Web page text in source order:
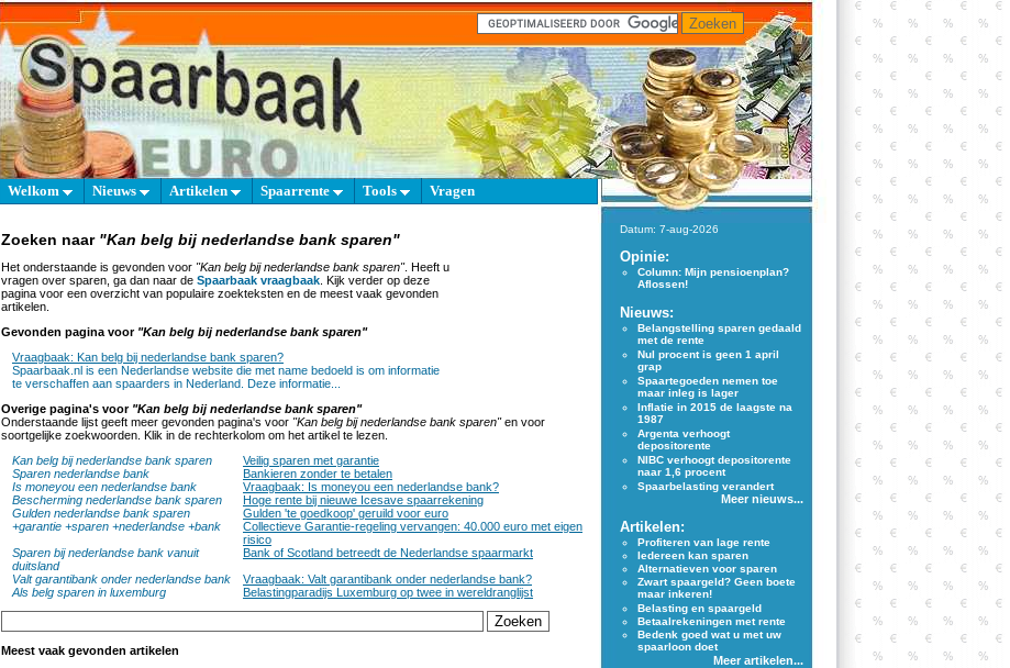
Welkom Nieuws Artikelen Spaarrente Tools Vragen
Zoeken naar "Kan belg bij nederlandse bank sparen"
Het onderstaande is gevonden voor "Kan belg bij nederlandse bank sparen". Heeft u
vragen over sparen, ga dan naar de Spaarbaak vraagbaak . Kijk verder op deze
pagina voor een overzicht van populaire zoekteksten en de meest vaak gevonden
artikelen.
Gevonden pagina voor "Kan belg bij nederlandse bank sparen"
Vraagbaak: Kan belg bij nederlandse bank sparen?
Spaarbaak.nl is een Nederlandse website die met name bedoeld is om informatie
te verschaffen aan spaarders in Nederland. Deze informatie...
Overige pagina's voor "Kan belg bij nederlandse bank sparen"
Onderstaande lijst geeft meer gevonden pagina's voor "Kan belg bij nederlandse bank sparen"en voor
soortgelijke zoekwoorden. Klik in de rechterkolom om het artikel te lezen.
Kan belg bij nederlandse bank sparen
Veilig sparen met garantie
Sparen nederlandse bank
Bankieren zonder te betalen
Is moneyou een nederlandse bank
Vraagbaak: Is moneyou een nederlandse bank?
Bescherming nederlandse bank sparen
Hoge rente bij nieuwe Icesave spaarrekening
Gulden nederlandse bank sparen
Gulden 'te goedkoop' geruild voor euro
+garantie +sparen +nederlandse +bank
Collectieve Garantie-regeling vervangen: 40.000 euro met eigen
risico
Sparen bij nederlandse bank vanuit
duitsland
Bank of Scotland betreedt de Nederlandse spaarmarkt
Valt garantibank onder nederlandse bank
Vraagbaak: Valt garantibank onder nederlandse bank?
Als belg sparen in luxemburg
Belastingparadijs Luxemburg op twee in wereldranglijst
Meest vaak gevonden artikelen
Datum: 7-aug-2026
Opinie:
Column: Mijn pensioenplan?
Aflossen!
Nieuws:
Belangstelling sparen gedaald
met de rente
Nul procent is geen 1 april
grap
Spaartegoeden nemen toe
maar inleg is lager
Inflatie in 2015 de laagste na
1987
Argenta verhoogt
depositorente
NIBC verhoogt depositorente
naar 1,6 procent
Spaarbelasting verandert
Meer nieuws...
Artikelen:
Profiteren van lage rente
Iedereen kan sparen
Alternatieven voor sparen
Zwart spaargeld? Geen boete
maar inkeren!
Belasting en spaargeld
Betaalrekeningen met rente
Bedenk goed wat u met uw
spaarloon doet
Meer artikelen...